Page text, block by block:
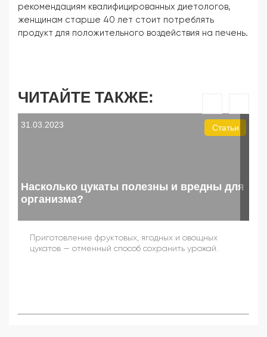
рекомендациям квалифицированных диетологов,
женщинам старше 40 лет стоит потреблять
продукт для положительного воздействия на печень.
ЧИТАЙТЕ ТАКЖЕ:
31.03.2023 Статьи
Насколько цукаты полезны и вредны для
организма?
Приготовление фруктовых, ягодных и овощных
цукатов — отменный способ сохранить урожай.